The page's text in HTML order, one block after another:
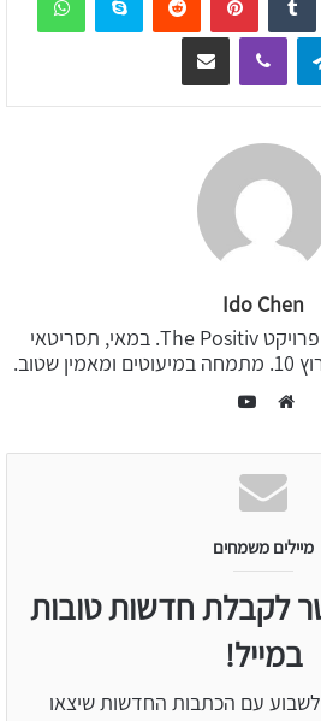
Telegram
Viber שיתוף דרך המייל
Ido Chen
בן 29, מקים-שותף של פרויקט The Positiv. במאי, תסריטאי
מיילים משמחים
לקבלת חדשות טובות
במייל!
לשבוע עם הכתבות החדשות שיצאו